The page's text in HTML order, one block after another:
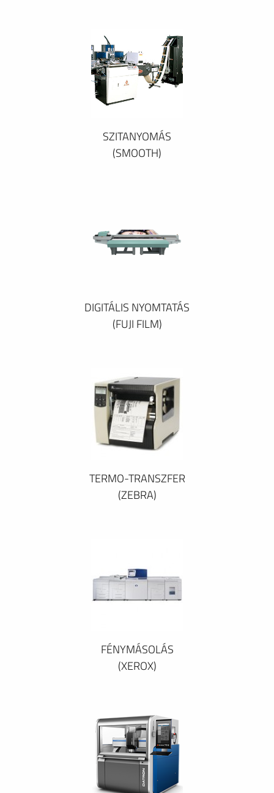
SZITANYOMÁS
(SMOOTH)
DIGITÁLIS NYOMTATÁS
(FUJI FILM)
TERMO-TRANSZFER
(ZEBRA)
FÉNYMÁSOLÁS
(XEROX)